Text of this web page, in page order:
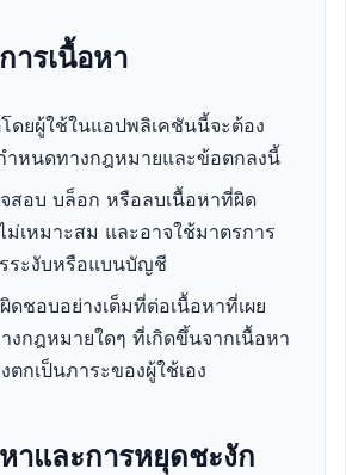
ารเนื้อหา
ดยผู้ใช้ในแอปพลิเคชันนี้จะต้อง
หนดทางกฎหมายและข้อตกลงนี้
สอบ บล็อก หรือลบเนื้อหาที่ผิด
เหมาะสม และอาจใช้มาตรการ
ระงับหรือแบนบัญชี
ดชอบอย่างเต็มที่ต่อเนื้อหาที่เผย
งกฎหมายใดๆ ที่เกิดขึ้นจากเนื้อหา
ตกเป็นภาระของผู้ใช้เอง
าและการหยุดชะงัก